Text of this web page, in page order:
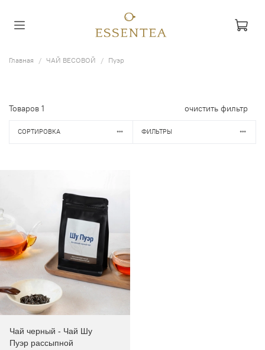
Главная ЧАЙ ВЕСОВОЙ Пуэр
Товаров 1 очистить фильтр
СОРТИРОВКА ФИЛЬТРЫ
Чай черный - Чай Шу
Пуэр рассыпной